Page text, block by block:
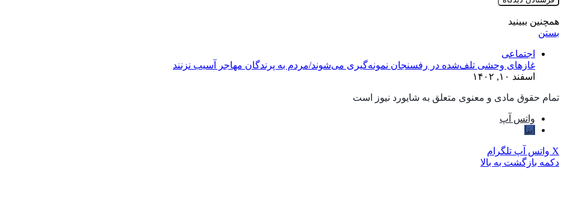
همچنین ببینید
بستن
اجتماعی
غازهای وحشی تلف‌شده در رفسنجان نمونه‌گیری می‌شوند/مردم به پرندگان مهاجر آسیب نزنند
اسفند ۱۰, ۱۴۰۲
تمام حقوق مادی و معنوی متعلق به شایورد نیوز است
واتس آپ
ایتا
X واتس آپ تلگرام
دکمه بازگشت به بالا